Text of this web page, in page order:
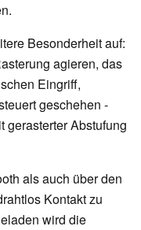
Besonderheit auf:
agieren, das
Eingriff,
geschehen -
gerasterter Abstufung
als auch über den
Kontakt zu
wird die